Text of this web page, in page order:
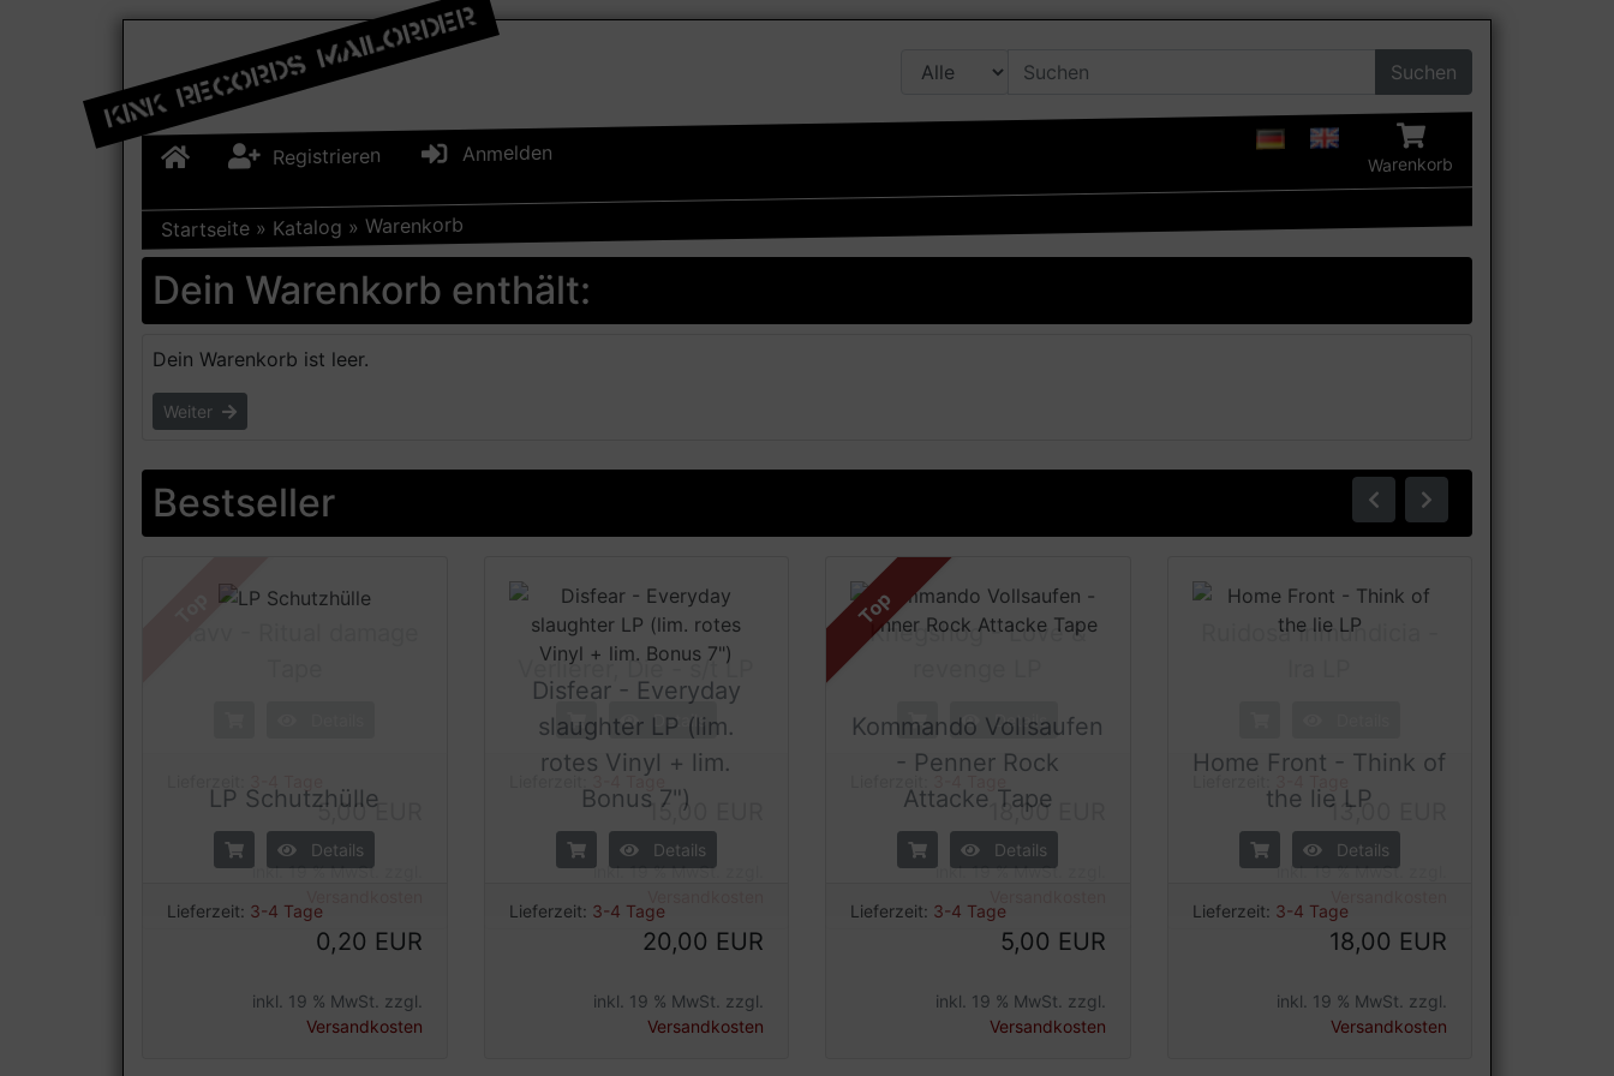
Suchen
Registrieren Anmelden Warenkorb
Startseite » Katalog » Warenkorb
Dein Warenkorb enthält:
Dein Warenkorb ist leer.
Weiter
Bestseller Zurück
LP Schutzhülle
Details
Lieferzeit: 3-4 Tage
0,20 EUR
inkl. 19 % MwSt. zzgl.
Versandkosten
Disfear - Everyday
slaughter LP (lim.
rotes Vinyl + lim.
Bonus 7")
Details
Lieferzeit: 3-4 Tage
20,00 EUR
inkl. 19 % MwSt. zzgl.
Versandkosten
Top
Kommando Vollsaufen
- Penner Rock
Attacke Tape
Details
Lieferzeit: 3-4 Tage
5,00 EUR
inkl. 19 % MwSt. zzgl.
Versandkosten
Home Front - Think of
the lie LP
Details
Lieferzeit: 3-4 Tage
18,00 EUR
inkl. 19 % MwSt. zzgl.
Versandkosten
Lieferzeit:3-4 Tage
5,00 EUR
Versandkosten
Verlierer, Die - s/t LP
Details
Lieferzeit:3-4 Tage
15,00 EUR
Versandkosten
Lieferzeit:3-4 Tage
18,00 EUR
Versandkosten
Details
Lieferzeit:3-4 Tage
13,00 EUR
Versandkosten